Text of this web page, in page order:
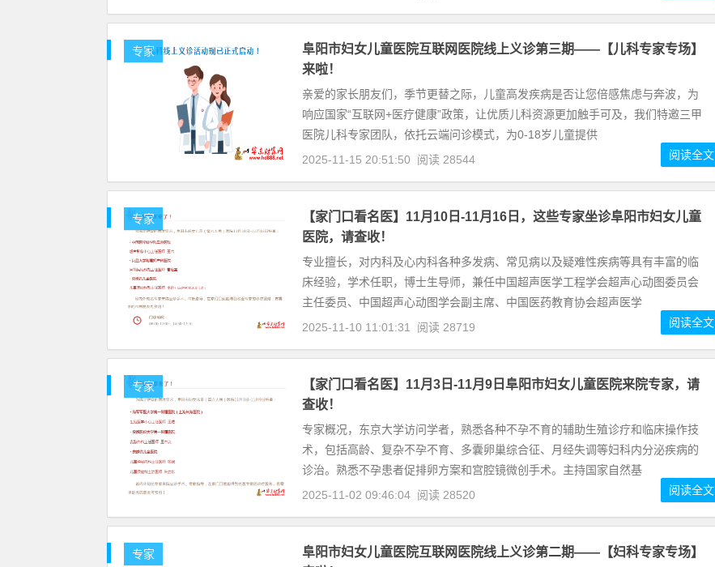
专家
阜阳市妇女儿童医院互联网医院线上义诊第三期——【儿科专家专场】
来啦！
亲爱的家长朋友们，季节更替之际，儿童高发疾病是否让您倍感焦虑与奔波，为
响应国家“互联网+医疗健康”政策，让优质儿科资源更加触手可及，我们特邀三甲
医院儿科专家团队，依托云端问诊模式，为0-18岁儿童提供
2025-11-15 20:51:50
阅读 28544 阅读全文
专家
【家门口看名医】11月10日-11月16日，这些专家坐诊阜阳市妇女儿童
医院，请查收！
专业擅长，对内科及心内科各种多发病、常见病以及疑难性疾病等具有丰富的临
床经验，学术任职，博士生导师，兼任中国超声医学工程学会超声心动图委员会
主任委员、中国超声心动图学会副主席、中国医药教育协会超声医学
2025-11-10 11:01:31
阅读 28719 阅读全文
专家
【家门口看名医】11月3日-11月9日阜阳市妇女儿童医院来院专家，请
查收！
专家概况，东京大学访问学者，熟悉各种不孕不育的辅助生殖诊疗和临床操作技
术，包括高龄、复杂不孕不育、多囊卵巢综合征、月经失调等妇科内分泌疾病的
诊治。熟悉不孕患者促排卵方案和宫腔镜微创手术。主持国家自然基
2025-11-02 09:46:04 阅读 28520 阅读全文
专家
阜阳市妇女儿童医院互联网医院线上义诊第二期——【妇科专家专场】